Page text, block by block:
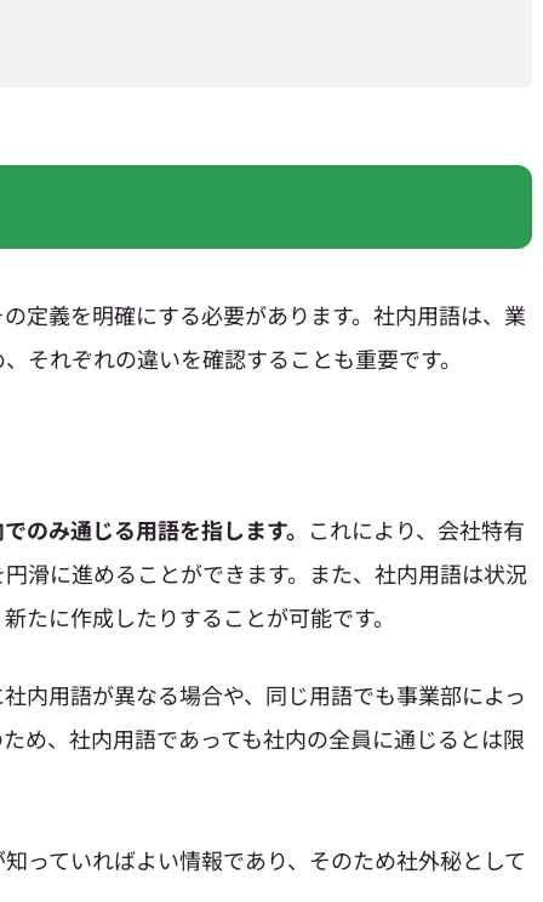
定義を明確にする必要があります。社内用語は、業
それぞれの違いを確認することも重要です。
のみ通じる用語を指します。 これにより、会社特有
滑に進めることができます。また、社内用語は状況
たに作成したりすることが可能です。
内用語が異なる場合や、同じ用語でも事業部によっ
め、社内用語であっても社内の全員に通じるとは限
っていればよい情報であり、そのため社外秘として